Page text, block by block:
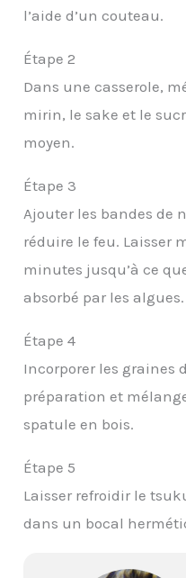
l’aide d’un couteau.
Étape 2
Dans une casserole,
mirin, le sake et le
moyen.
Étape 3
Ajouter les bandes de
réduire le feu. Laisser
minutes jusqu’à ce
absorbé par les algues.
Étape 4
Incorporer les graines
préparation et
spatule en bois.
Étape 5
Laisser refroidir le
dans un bocal